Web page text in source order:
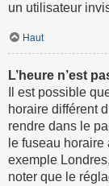
un utilisateur
Haut
L’heure n’est
Il est possible
horaire différent
rendre dans le
le fuseau
exemple
noter que le